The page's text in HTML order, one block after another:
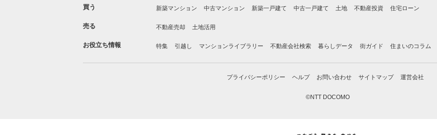
買う 新築マンション 中古マンション 新築一戸建て 中古一戸建て 土地 不動産投資 住宅ローン
売る 不動産売却 土地活用
お役立ち情報 特集 引越し マンションライブラリー 不動産会社検索 暮らしデータ 街ガイド 住まいのコラム
プライバシーポリシー ヘルプ お問い合わせ サイトマップ 運営会社
©NTT DOCOMO